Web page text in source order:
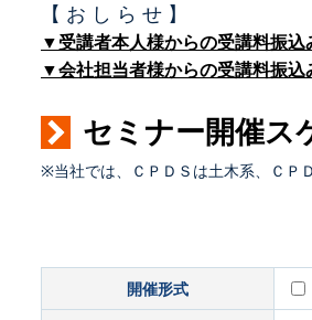
【 お し ら せ 】
▼受講者本人様からの受講料振込
▼会社担当者様からの受講料振込
セミナー開催ス
※当社では、ＣＰＤＳは土木系、ＣＰ
開催形式